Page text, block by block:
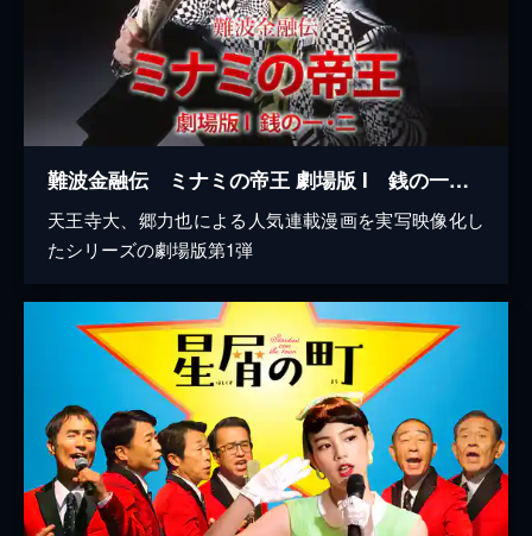
難波金融伝 ミナミの帝王 劇場版 I 銭の一・二
天王寺大、郷力也による人気連載漫画を実写映像化し
たシリーズの劇場版第1弾